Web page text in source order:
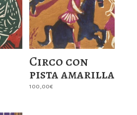
Circo con
pista amarilla
100,00€